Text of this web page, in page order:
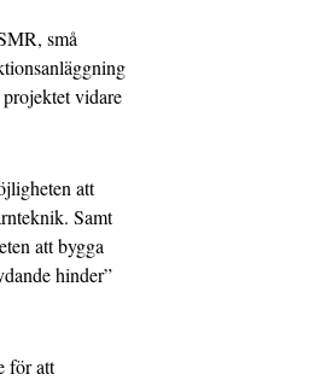
små
vidare
att
Samt
att bygga
hinder”
för att